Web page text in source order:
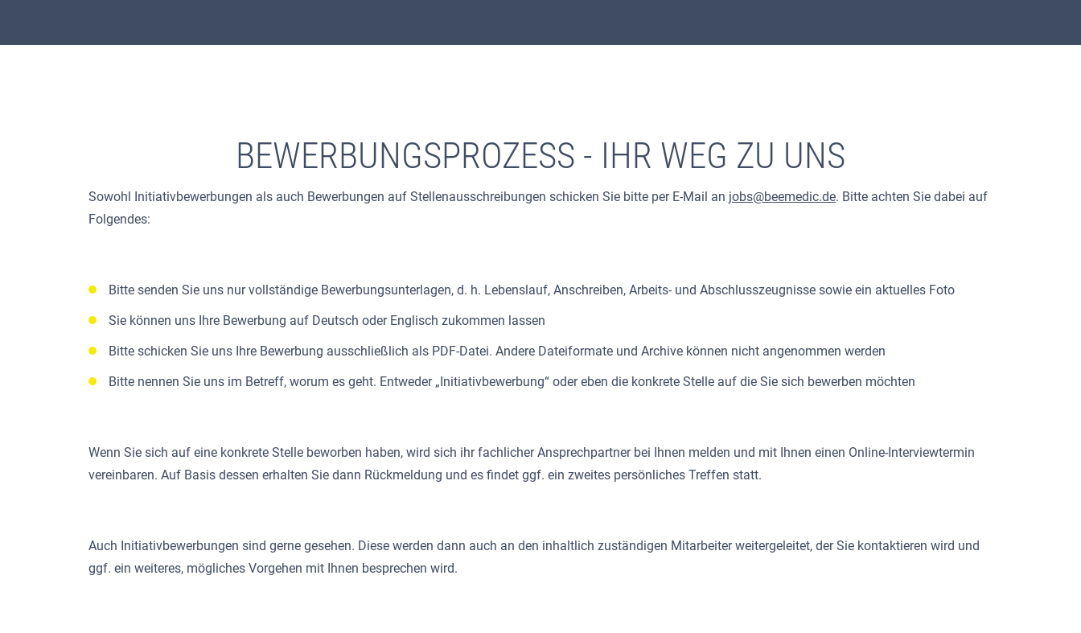
BEWERBUNGSPROZESS - IHR WEG ZU UNS
Sowohl Initiativbewerbungen als auch Bewerbungen auf Stellenausschreibungen schicken Sie bitte per E-Mail an jobs@beemedic.de. Bitte achten Sie dabei auf
Folgendes:
Bitte senden Sie uns nur vollständige Bewerbungsunterlagen, d. h. Lebenslauf, Anschreiben, Arbeits- und Abschlusszeugnisse sowie ein aktuelles Foto
Sie können uns Ihre Bewerbung auf Deutsch oder Englisch zukommen lassen
Bitte schicken Sie uns Ihre Bewerbung ausschließlich als PDF-Datei. Andere Dateiformate und Archive können nicht angenommen werden
Bitte nennen Sie uns im Betreff, worum es geht. Entweder „Initiativbewerbung“ oder eben die konkrete Stelle auf die Sie sich bewerben möchten
Wenn Sie sich auf eine konkrete Stelle beworben haben, wird sich ihr fachlicher Ansprechpartner bei Ihnen melden und mit Ihnen einen Online-Interviewtermin
vereinbaren. Auf Basis dessen erhalten Sie dann Rückmeldung und es findet ggf. ein zweites persönliches Treffen statt.
Auch Initiativbewerbungen sind gerne gesehen. Diese werden dann auch an den inhaltlich zuständigen Mitarbeiter weitergeleitet, der Sie kontaktieren wird und
ggf. ein weiteres, mögliches Vorgehen mit Ihnen besprechen wird.